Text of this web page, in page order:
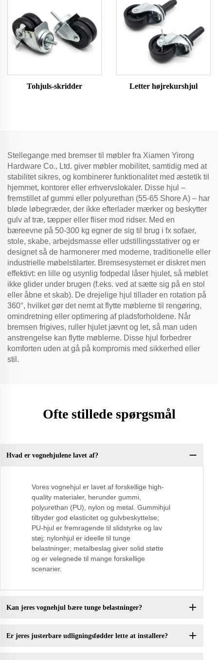
Tohjuls-skridder Letter højrekurshjul
Stellegange med bremser til møbler fra Xiamen Yirong
Hardware Co., Ltd. giver møbler mobilitet, samtidig med at
stabilitet sikres, og kombinerer funktionalitet med æstetik til
hjemmet, kontorer eller erhvervslokaler. Disse hjul –
fremstillet af gummi eller polyurethan (55-65 Shore A) – har
bløde løbegræder, der ikke efterlader mærker og beskytter
gulv af træ, tæpper eller fliser mod ridser. Med en
bæreevne på 50-300 kg egner de sig til brug i fx sofaer,
stole, skabe, arbejdsmasse eller udstillingsstativer og er
designet så de harmonerer med moderne, traditionelle eller
industrielle møbelstilarter. Bremsesystemet er diskret men
effektivt: en lille og usynlig fodpedal låser hjulet, så møblet
ikke glider under brugen (f.eks. ved at sætte sig på en stol
eller åbne et skab). De drejelige hjul tillader en rotation på
360°, hvilket gør det nemt at flytte møblerne til rengøring,
omindretning eller optimering af pladsforholdene. Når
bremsen frigives, ruller hjulet jævnt og let, så man uden
anstrengelse kan flytte møblerne. Disse hjul forbedrer
komforten uden at gå på kompromis med sikkerhed eller
stil.
Ofte stillede spørgsmål
Hvad er vognehjulene lavet af?
Vores vognehjul er lavet af forskellige high-
quality materialer, herunder gummi,
polyurethan (PU), nylon og metal. Gummihjul
tilbyder god elasticitet og gulvbeskyttelse;
PU-hjul er fremragende til slidstyrke og lav
støj; nylonhjul er ideelle til tunge
belastninger; metalbeslag giver solid støtte
og er velegnede til mange forskellige
scenarier.
Kan jeres vognehjul bære tunge belastninger?
Er jeres justerbare udligningsfødder lette at installere?